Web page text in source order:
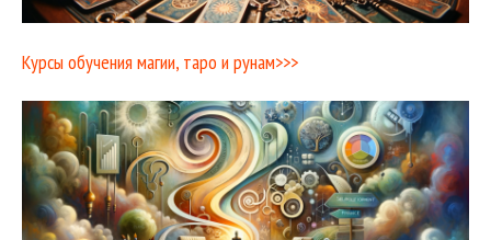
Курсы обучения магии, таро и рунам>>>